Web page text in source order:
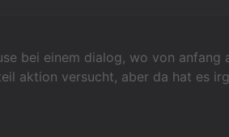
bei einem dialog, wo von
aktion versucht, aber da hat es